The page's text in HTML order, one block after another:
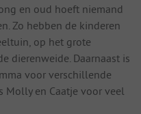
en oud hoeft niemand
Zo hebben de kinderen
op het grote
dierenweide. Daarnaast is
voor verschillende
Molly en Caatje voor veel